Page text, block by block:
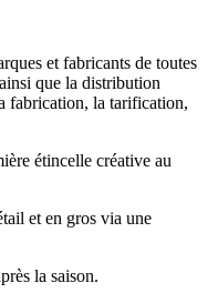
et fabricants de toutes
que la distribution
fabrication, la tarification,
étincelle créative au
et en gros via une
la saison.